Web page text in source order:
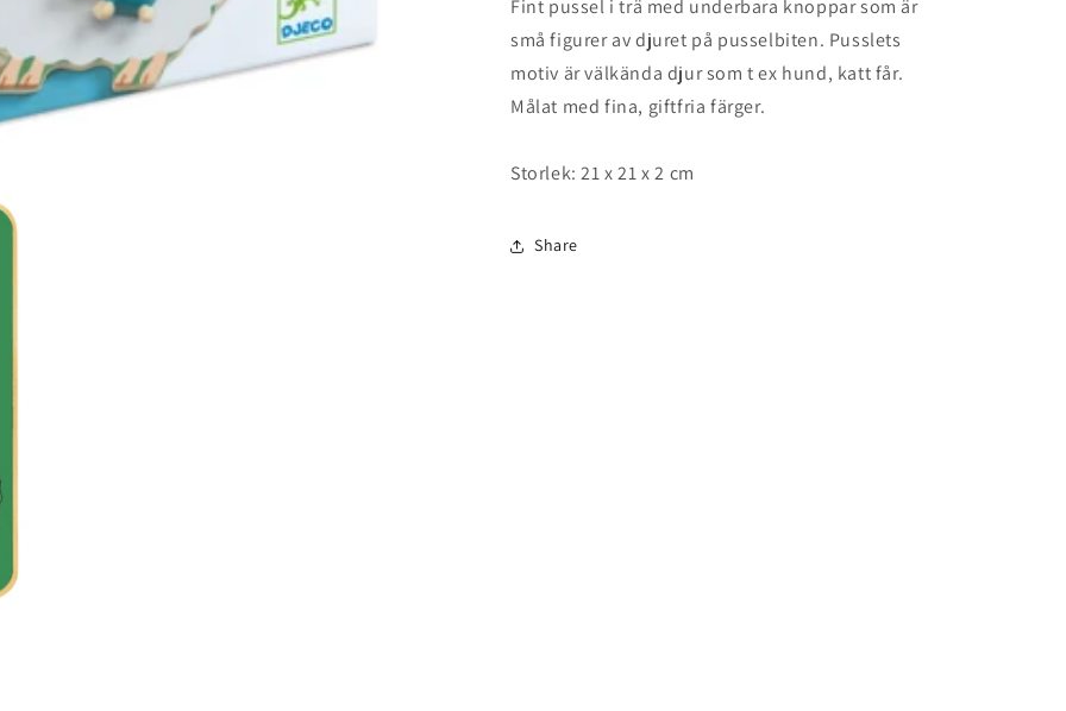
Fint pussel i trä med underbara knoppar som är
små figurer av djuret på pusselbiten. Pusslets
motiv är välkända djur som t ex hund, katt får.
Målat med fina, giftfria färger.
Storlek: 21 x 21 x 2 cm
Share